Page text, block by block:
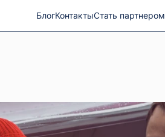
БлогКонтактыСтать партнером